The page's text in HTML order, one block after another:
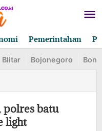
Pemerintahan
Blitar Bojonegoro
polres batu
light